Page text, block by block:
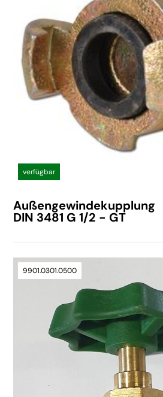
verfügbar
Außengewindekupplung
DIN 3481 G 1/2 - GT
9901.0301.0500